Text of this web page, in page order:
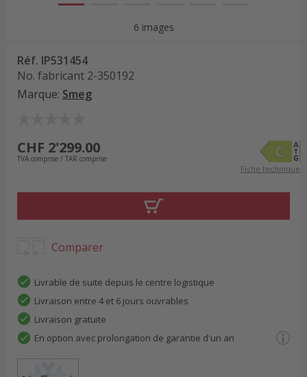
6 images
Réf. IP531454
No. fabricant 2-350192
Marque: Smeg
CHF 2'299.00
TVA comprise / TAR comprise
Fiche technique
Comparer
Livrable de suite depuis le centre logistique
Livraison entre 4 et 6 jours ouvrables
Livraison gratuite
En option avec prolongation de garantie d'un an